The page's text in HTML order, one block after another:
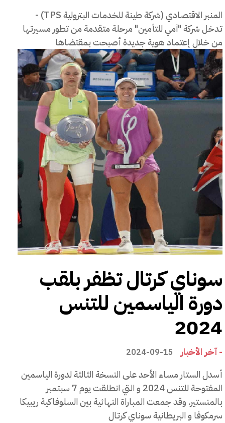
المنبر الاقتصادي (شركة طينة للخدمات البترولية TPS) -
تدخل شركة "آمي للتأمين" مرحلة متقدمة من تطور مسيرتها
من خلال إعتماد هوية جديدة أصبحت بمقتضاها
سوناي كرتال تظفر بلقب
دورة الياسمين للتنس
2024
- آخر الأخبار 2024-09-15
أسدل الستار مساء الأحد على النسخة الثالثة لدورة الياسمين
المفتوحة للتنس 2024 و التي انطلقت يوم 7 سبتمبر
بالمنستير. وقد جمعت المباراة النهائية بين السلوفاكية ريبيكا
سرمكوفا و البريطانية سوناي كرتال